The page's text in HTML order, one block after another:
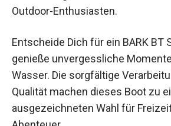
Einsatzmöglichkeiten ist es ein
Entscheide Dich für ein BARK BT
und genieße unvergessliche
Wasser. Die sorgfältige
hohe Qualität machen dieses
ausgezeichneten Wahl für